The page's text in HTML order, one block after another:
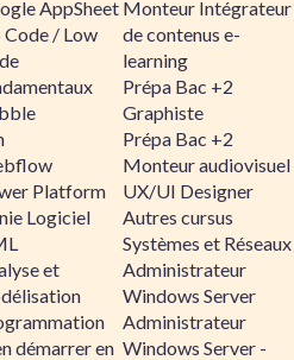
AppSheet
/ Low
Platform
Logiciel
et
démarrer en
Monteur Intégrateur
de contenus e-
learning
Prépa Bac +2
Graphiste
Prépa Bac +2
Monteur audiovisuel
UX/UI Designer
Autres cursus
Systèmes et Réseaux
Administrateur
Windows Server
Administrateur
Windows Server -